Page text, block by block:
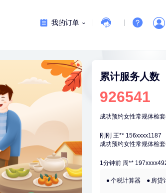
我的订单
累计服务人数
926541
购买了时尚羽毛球套装
成功预约了标准体检套餐
刚刚 王** 156xxxx1187
成功预约女性常规体检套
刚刚 王** 156xxxx1187
1分钟前 周**
购买了BP3颈椎热敷枕
个税计算器 房贷